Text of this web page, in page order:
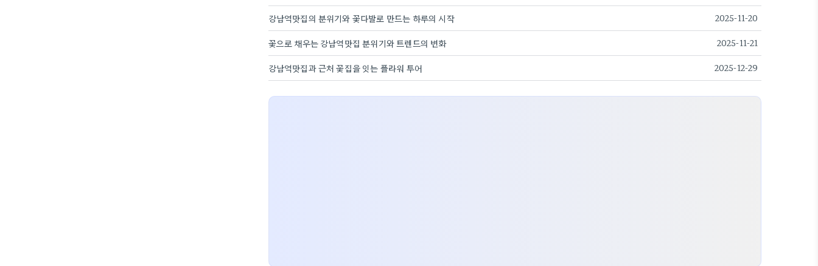
강남역맛집의 분위기와 꽃다발로 만드는 하루의 시작 2025-11-20
꽃으로 채우는 강남역맛집 분위기와 트렌드의 변화 2025-11-21
강남역맛집과 근처 꽃집을 잇는 플라워 투어 2025-12-29